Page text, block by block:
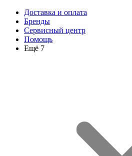
Доставка и оплата
Бренды
Сервисный центр
Помощь
Ещё 7